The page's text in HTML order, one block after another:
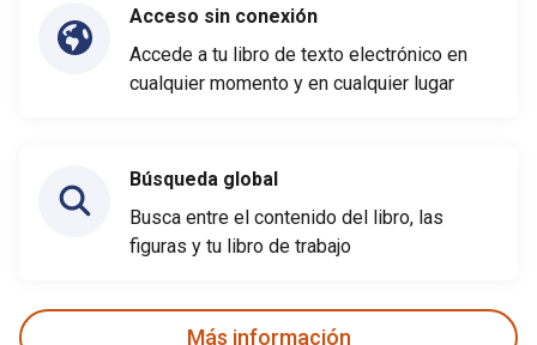
Acceso sin conexión
Accede a tu libro de texto electrónico en
cualquier momento y en cualquier lugar
Búsqueda global
Busca entre el contenido del libro, las
figuras y tu libro de trabajo
Más información